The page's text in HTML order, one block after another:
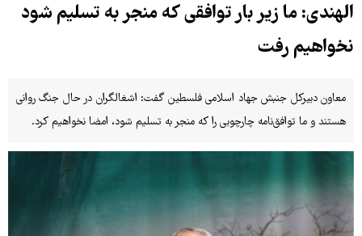
الهندی: ما زیر بار توافقی که منجر به تسلیم شود
نخواهیم رفت
معاون دبیرکل جنبش جهاد اسلامی فلسطین گفت: اشغالگران در حال جنگ روانی
هستند و ما توافق‌نامه چارچوبی را که منجر به تسلیم شود، امضا نخواهیم کرد.